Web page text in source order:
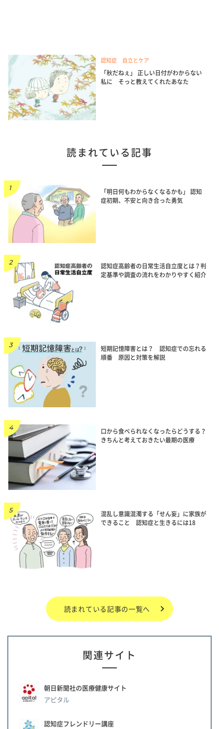
認知症 自立とケア
「秋だねぇ」 正しい日付がわからない
私に そっと教えてくれたあなた
読まれている記事
「明日何もわからなくなるかも」 認知
症初期、不安と向き合った勇気
認知症高齢者の日常生活自立度とは？判
定基準や調査の流れをわかりやすく紹介
短期記憶障害とは？ 認知症での忘れる
順番 原因と対策を解説
口から食べられなくなったらどうする？
きちんと考えておきたい最期の医療
混乱し意識混濁する「せん妄」に家族が
できること 認知症と生きるには18
読まれている記事の一覧へ
関連サイト
朝日新聞社の医療健康サイト
アピタル
認知症フレンドリー講座